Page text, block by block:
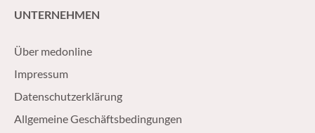
UNTERNEHMEN
Über medonline
Impressum
Datenschutzerklärung
Allgemeine Geschäftsbedingungen